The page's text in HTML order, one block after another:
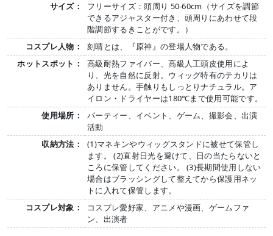
サイズ：
フリーサイズ：頭周り 50-60cm（サイズを調節
できるアジャスター付き、頭周りにあわせて段
階調節するきことがです。）
コスプレ人物：
刻晴とは、『原神』の登場人物である。
ホットスポット：
高級耐熱ファイバー、高級人工頭皮使用によ
り、光を自然に反射。ウィッグ特有のテカリは
ありません。手触りもしっとりナチュラル。ア
イロン・ドライヤーは180℃まで使用可能です。
使用場所：
パーティー、イベント、ゲーム、撮影会、出演
活動
収納方法：
(1)マネキンやウィッグスタンドに被せて保管し
ます。 (2)直射日光を避けて、日の当たらないと
ころに保管してください。 (3)長期間使用しない
場合はブラッシングして整えてから保護用ネッ
トに入れて保管します。
コスプレ対象：
コスプレ愛好家、アニメや漫画、ゲームファ
ン、出演者